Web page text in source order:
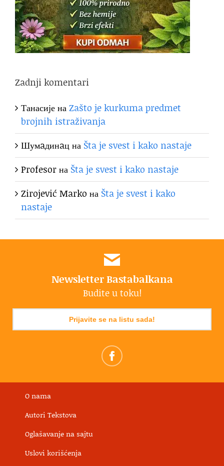
Zadnji komentari
ТанасијенаZašto je kurkuma predmet
brojnih istraživanja
Шумaдинaцна Šta je svest i kako nastaje
Profesorна Šta je svest i kako nastaje
Zirojević Marko на Šta je svest i kako
nastaje
Newsletter Bastabalkana
Budite u toku!
Prijavite se na listu sada!
O nama
Autori Tekstova
Oglašavanje na sajtu
Uslovi korišćenja